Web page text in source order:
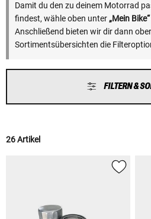
Damit du den zu deinem Motorrad
findest, wähle oben unter„Mein Bike“
Anschließend bieten wir dir dann
Sortimentsübersichten die
FILTERN &
26 Artikel